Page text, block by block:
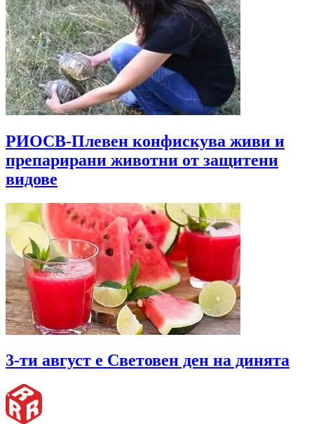
РИОСВ-Плевен конфискува живи и
препарирани животни от защитени
видове
3-ти август е Световен ден на динята